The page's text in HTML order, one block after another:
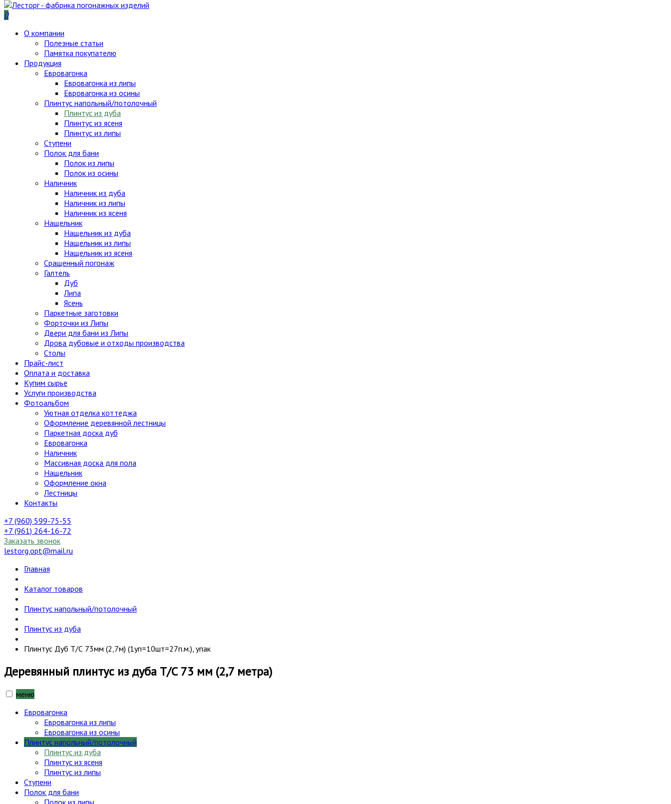
0
О компании
Полезные статьи
Памятка покупателю
Продукция
Евровагонка
Евровагонка из липы
Евровагонка из осины
Плинтус напольный/потолочный
Плинтус из дуба
Плинтус из ясеня
Плинтус из липы
Ступени
Полок для бани
Полок из липы
Полок из осины
Наличник
Наличник из дуба
Наличник из липы
Наличник из ясеня
Нащельник
Нащельник из дуба
Нащельник из липы
Нащельник из ясеня
Сращенный погонаж
Галтель
Дуб
Липа
Ясень
Паркетные заготовки
Форточки из Липы
Двери для бани из Липы
Дрова дубовые и отходы производства
Столы
Прайс-лист
Оплата и доставка
Купим сырье
Услуги производства
Фотоальбом
Уютная отделка коттеджа
Оформление деревянной лестницы
Паркетная доска дуб
Евровагонка
Наличник
Массивная доска для пола
Нащельник
Оформление окна
Лестницы
Контакты
+7 (960) 599-75-55
+7 (961) 264-16-72
Заказать звонок
lestorg.opt@mail.ru
Главная
Каталог товаров
Плинтус напольный/потолочный
Плинтус из дуба
Плинтус Дуб Т/С 73мм (2,7м) (1уп=10шт=27п.м.), упак
Деревянный плинтус из дуба Т/С 73 мм (2,7 метра)
меню
Евровагонка
Евровагонка из липы
Евровагонка из осины
Плинтус напольный/потолочный
Плинтус из дуба
Плинтус из ясеня
Плинтус из липы
Ступени
Полок для бани
Полок из липы